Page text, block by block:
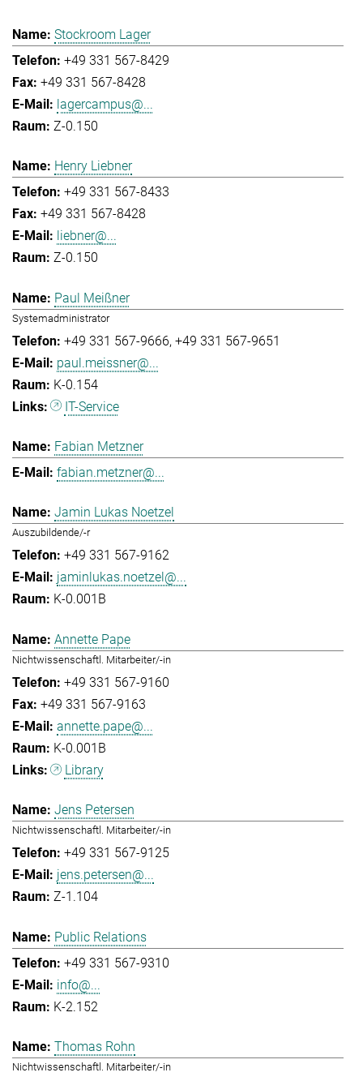
Stockroom Lager
+49 331 567-8429
+49 331 567-8428
lagercampus@...
Z-0.150
Henry Liebner
+49 331 567-8433
+49 331 567-8428
liebner@...
Z-0.150
Paul Meißner
Systemadministrator
+49 331 567-9666 +49 331 567-9651
paul.meissner@...
K-0.154
IT-Service
Fabian Metzner
fabian.metzner@...
Jamin Lukas Noetzel
Auszubildende/-r
+49 331 567-9162
jaminlukas.noetzel@...
K-0.001B
Annette Pape
Nichtwissenschaftl. Mitarbeiter/-in
+49 331 567-9160
+49 331 567-9163
annette.pape@...
K-0.001B
Library
Jens Petersen
Nichtwissenschaftl. Mitarbeiter/-in
+49 331 567-9125
jens.petersen@...
Z-1.104
Public Relations
+49 331 567-9310
info@...
K-2.152
Thomas Rohn
Nichtwissenschaftl. Mitarbeiter/-in